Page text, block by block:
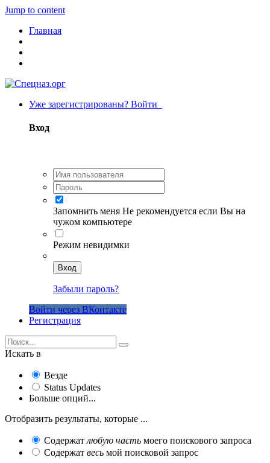
Jump to content
Главная
Уже зарегистрированы? Войти
Вход
Запомнить меня Не рекомендуется если Вы на
чужом компьютере
Режим невидимки
Вход
Забыли пароль?
Войти через ВКонтакте
Регистрация
Искать в
Везде
Status Updates
Больше опций...
Отобразить результаты, которые ...
Содержат любую часть моего поискового запроса
Содержат весь мой поисковой запрос